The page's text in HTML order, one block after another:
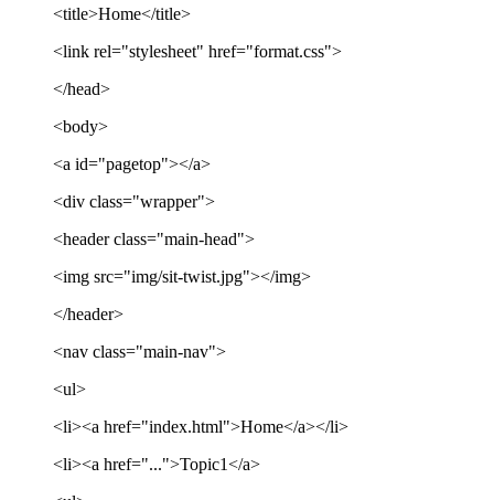
<title>Home</title>
<link rel="stylesheet" href="format.css">
</head>
<body>
<a id="pagetop"></a>
<div class="wrapper">
<header class="main-head">
<img src="img/sit-twist.jpg"></img>
</header>
<nav class="main-nav">
<ul>
<li><a href="index.html">Home</a></li>
<li><a href="...">Topic1</a>